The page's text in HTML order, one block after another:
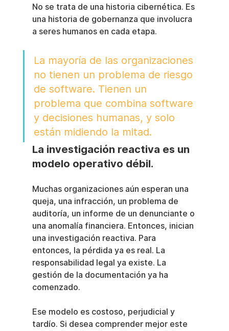
No se trata de una historia cibernética. Es
una historia de gobernanza que involucra
a seres humanos en cada etapa.
La mayoría de las organizaciones
no tienen un problema de riesgo
de software. Tienen un
problema que combina software
y decisiones humanas, y solo
están midiendo la mitad.
La investigación reactiva es un
modelo operativo débil.
Muchas organizaciones aún esperan una
queja, una infracción, un problema de
auditoría, un informe de un denunciante o
una anomalía financiera. Entonces, inician
una investigación reactiva. Para
entonces, la pérdida ya es real. La
responsabilidad legal ya existe. La
gestión de la documentación ya ha
comenzado.
Ese modelo es costoso, perjudicial y
tardío. Si desea comprender mejor este